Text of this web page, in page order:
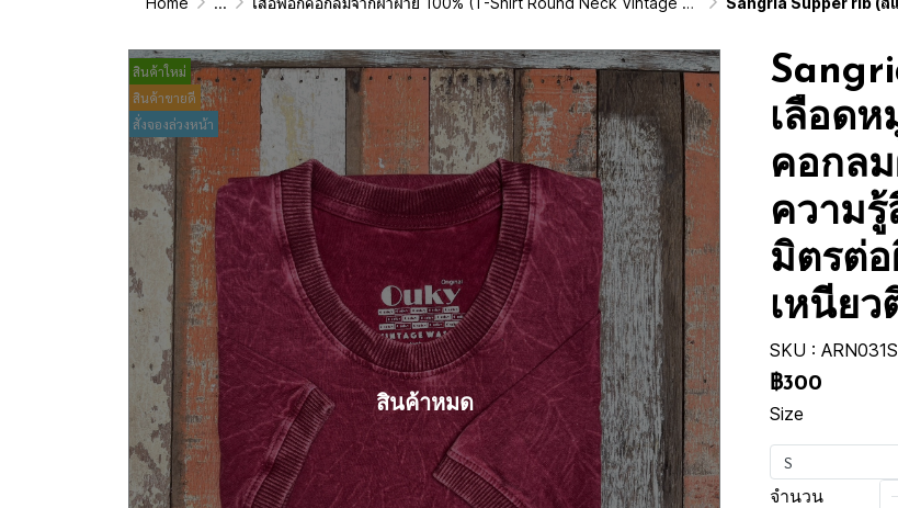
สินค้าใหม่
สินค้าขายดี
สั่งจองล่วงหน้า
สินค้าหมด
เลือด
คอกลม
ความ
มิตรต่อ
เหนียว
SKU :
฿300
Size
S
จำนวน